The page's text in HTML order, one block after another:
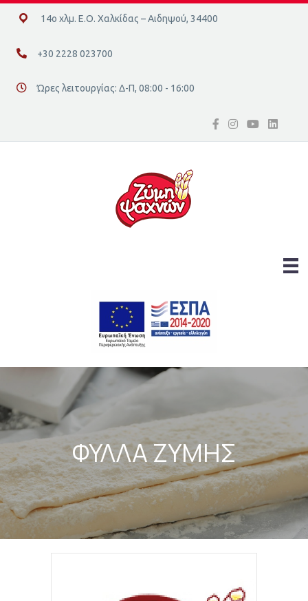
14ο χλμ. Ε.Ο. Χαλκίδας – Αιδηψού, 34400
14ο χλμ. Ε.Ο. Χαλκίδας – Αιδηψού, 34400
+30 2228 023700
+30 2228 023700
Διεύθυνση οδός 16, Ελλάδα
Ώρες λειτουργίας: Δ-Π, 08:00 - 16:00
ΦΥΛΛΑ ΖΥΜΗΣ